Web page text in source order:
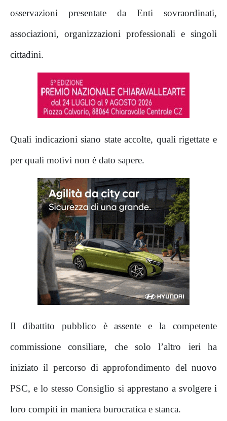
osservazioni presentate da Enti sovraordinati,
associazioni, organizzazioni professionali e singoli
cittadini.
Quali indicazioni siano state accolte, quali rigettate e
per quali motivi non è dato sapere.
Il dibattito pubblico è assente e la competente
commissione consiliare, che solo l’altro ieri ha
iniziato il percorso di approfondimento del nuovo
PSC, e lo stesso Consiglio si apprestano a svolgere i
loro compiti in maniera burocratica e stanca.